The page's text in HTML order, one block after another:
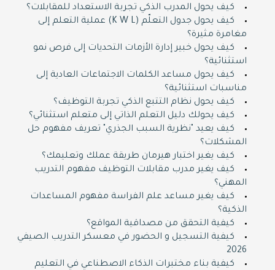
كيف يحول المدرب الذكي تجربة الاستعداد للمقابلات؟
كيف يحول جدول التعلّم (K W L) عملية التعلم إلى
مغامرة مثيرة؟
كيف يحول خبير إدارة الأزمات التحديات إلى فرص نمو
استثنائية؟
كيف يحول مساعد الكلمات الاجتماعات العادية إلى
مناسبات استثنائية؟
كيف يحول نظام التتبع الذكي تجربة التوظيف؟
كيف يحولك دليل التعلم الذاتي إلى متعلم استثنائي؟
كيف يعيد "نظرية السبب الجذري" تعريف مفهوم حل
المشكلات؟
كيف يغير اختبار هيرمان طريقة عملك وتعليمك؟
كيف يغير مدرب مقابلات التوظيف مفهوم التدريب
المهني؟
كيف يغير مساعد علم الفراسة مفهوم المساعدات
الذكية؟
كيفية التحقق من مصداقية المواقع؟
كيفية التسجيل و الحضور في معسكر التدريب الصيفي
2026
كيفية بناء مختبرات الذكاء الاصطناعي في التعليم